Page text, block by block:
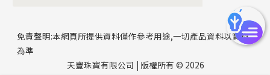
免責聲明:本網頁所提供資料僅作參考用途,一切產品資料以實物
為準
天豐珠寶有限公司 | 版權所有 © 2026